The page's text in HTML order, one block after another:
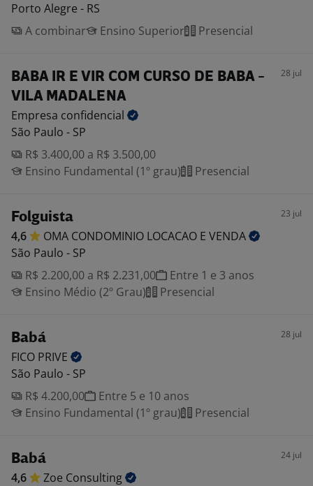
Porto Alegre - RS
A combinar
Ensino Superior Presencial
BABA IR E VIR COM CURSO DE BABA -
VILA MADALENA
28 jul
Empresa confidencial
São Paulo - SP
R$ 3.400,00 a R$ 3.500,00
Ensino Fundamental (1º grau)
Presencial
Folguista 23 jul
4,6 OMA CONDOMINIO LOCACAO E VENDA
São Paulo - SP
R$ 2.200,00 a R$ 2.231,00
Entre 1 e 3 anos
Ensino Médio (2º Grau)
Presencial
Babá 28 jul
FICO PRIVE
São Paulo - SP
R$ 4.200,00
Entre 5 e 10 anos
Ensino Fundamental (1º grau)
Presencial
Babá 24 jul
4,6 Zoe Consulting